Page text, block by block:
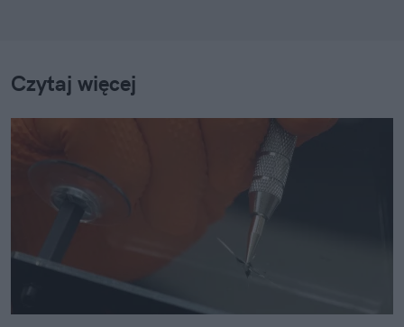
Czytaj więcej